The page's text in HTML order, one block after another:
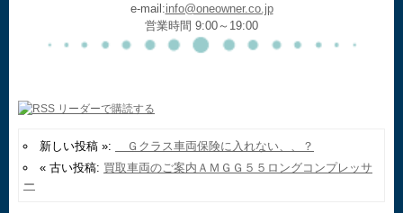
e-mail:info@oneowner.co.jp
営業時間 9:00～19:00
新しい投稿 »:
Ｇクラス車両保険に入れない、、？
« 古い投稿: 買取車両のご案内ＡＭＧＧ５５ロングコンプレッサ
ー